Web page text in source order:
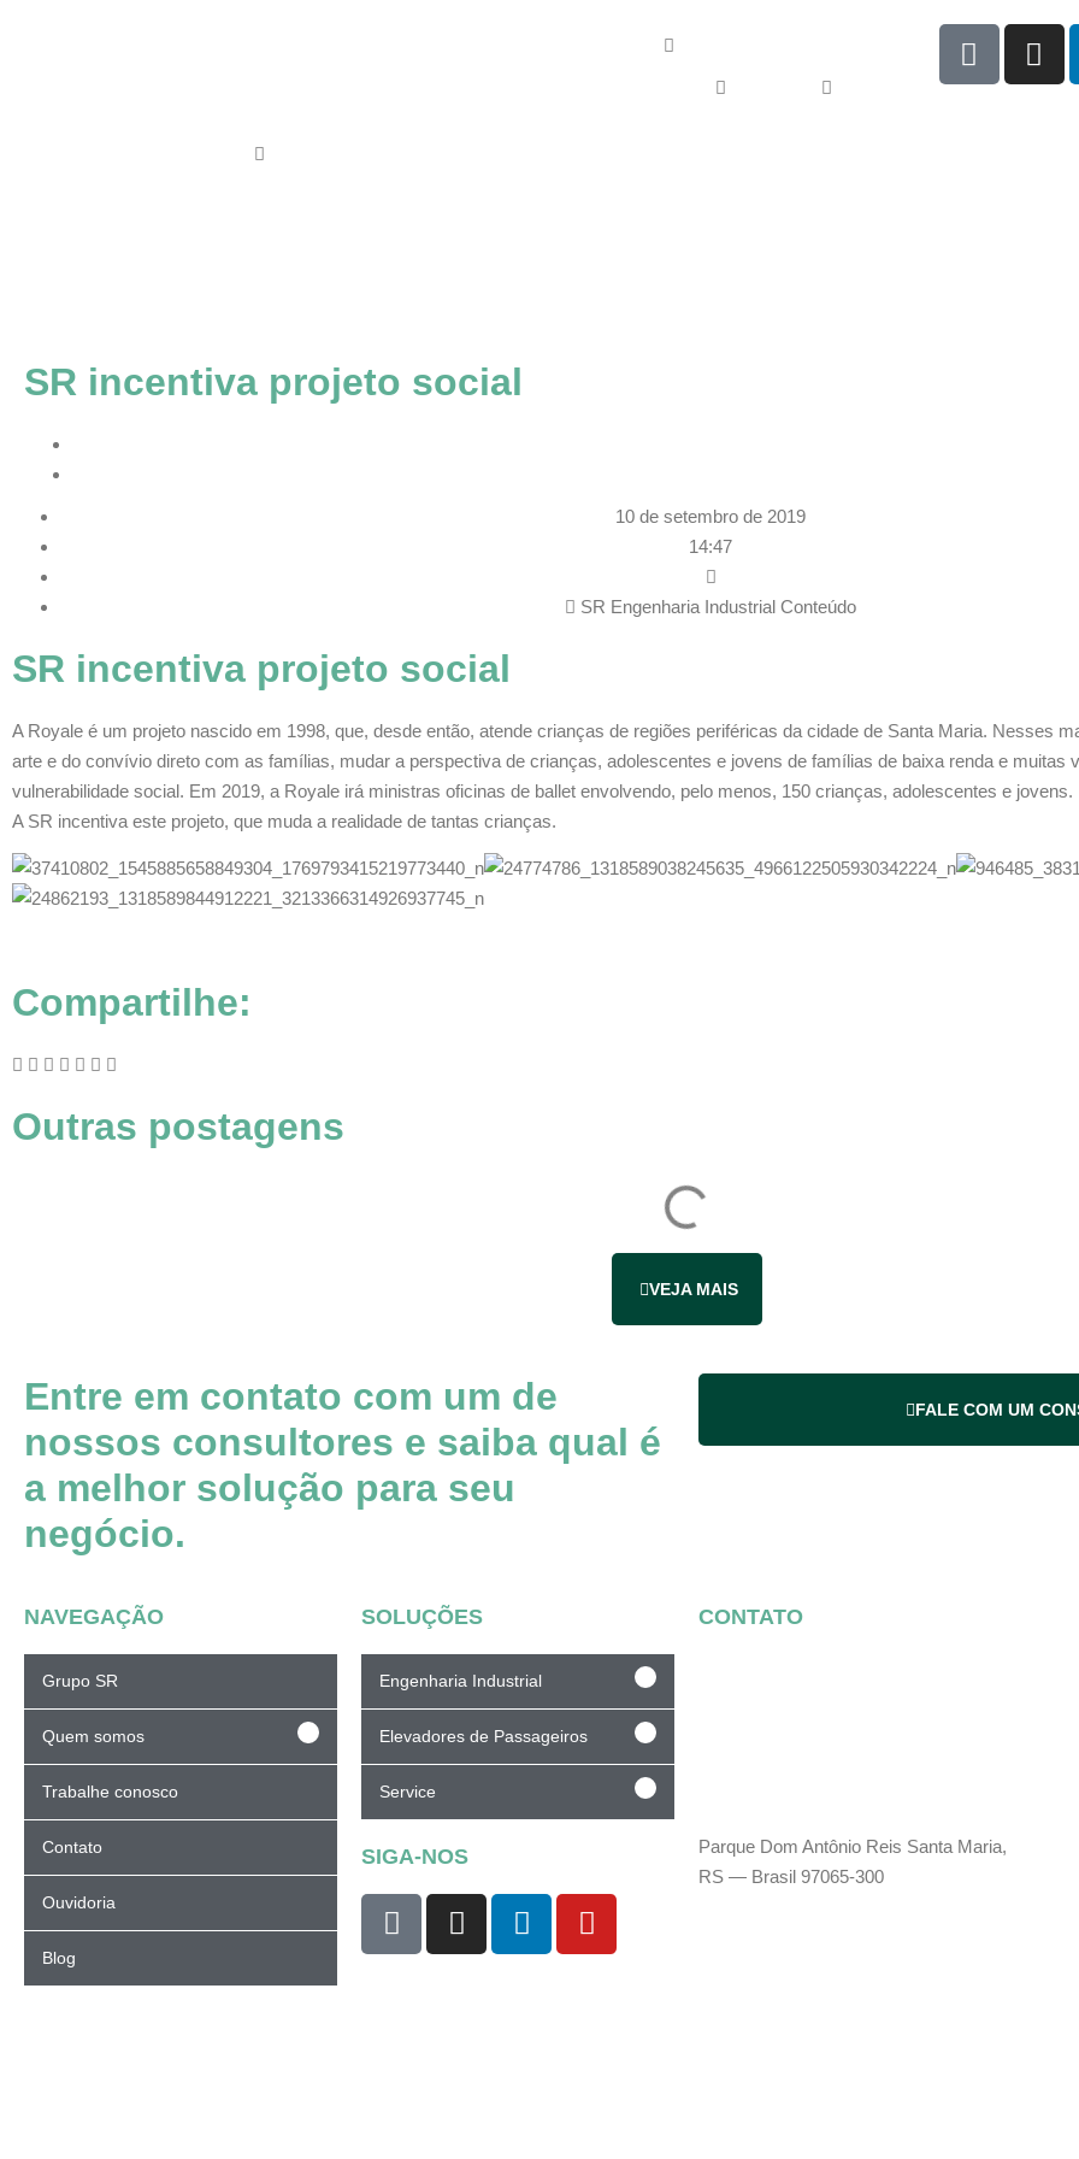
SR incentiva projeto social
10 de setembro de 2019
14:47
SR Engenharia Industrial Conteúdo
SR incentiva projeto social
A Royale é um projeto nascido em 1998, que, desde então, atende crianças de regiões periféricas da cidade de Santa Maria. Nesses
arte e do convívio direto com as famílias, mudar a perspectiva de crianças, adolescentes e jovens de famílias de baixa renda e muitas
vulnerabilidade social. Em 2019, a Royale irá ministras oficinas de ballet envolvendo, pelo menos, 150 crianças, adolescentes e jovens.
A SR incentiva este projeto, que muda a realidade de tantas crianças.
Compartilhe:
Outras postagens
VEJA MAIS
Entre em contato com um de
nossos consultores e saiba qual é
a melhor solução para seu
negócio.
FALE COM UM
NAVEGAÇÃO
Grupo SR
Quem somos
Trabalhe conosco
Contato
Ouvidoria
Blog
SOLUÇÕES
Engenharia Industrial
Elevadores de Passageiros
Service
SIGA-NOS
CONTATO
Parque Dom Antônio Reis Santa Maria,
RS — Brasil 97065-300